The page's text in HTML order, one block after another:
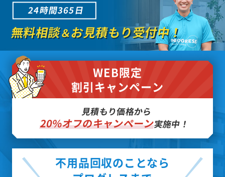
24時間365日
無料相談＆お見積もり受付中！
WEB限定
割引キャンペーン
見積もり価格から
20%オフのキャンペーン実施中！
不用品回収のことなら